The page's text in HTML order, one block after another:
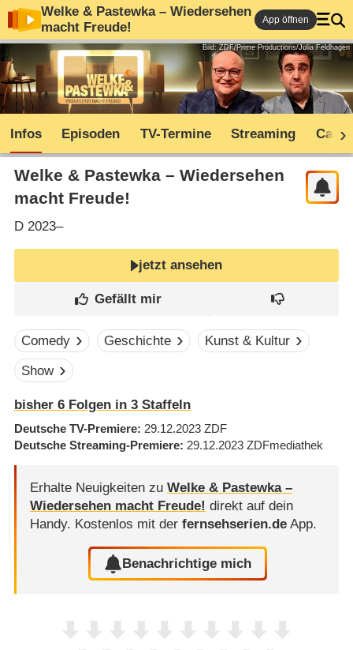
Welke & Pastewka – Wiedersehen
macht Freude!
App öffnen
Bild: ZDF/Prime Productions/Julia Feldhagen
Infos Episoden TV-Termine Streaming Cast
Welke & Pastewka – Wiedersehen
macht Freude!
D2023–
jetzt ansehen
Comedy Geschichte
Kunst & Kultur
Show
bisher 6Folgen in 3Staffeln
Deutsche TV-Premiere 29.12.2023 ZDF
Deutsche Streaming-Premiere 29.12.2023 ZDFmediathek
Erhalte Neuigkeiten zu Welke & Pastewka –
Wiedersehen macht Freude! direkt auf dein
Handy. Kostenlos mit der fernsehserien.deApp.
Benachrichtige mich